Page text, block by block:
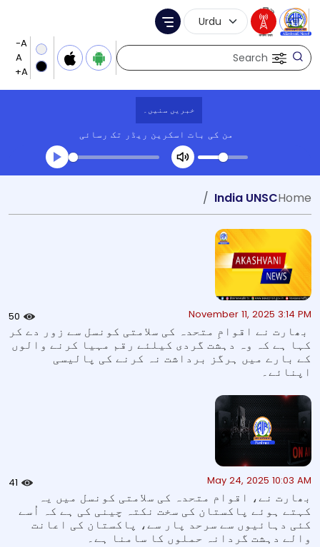
Search
Language Selection
Menu
خبریں سنیں۔
من کی بات اسکرین ریڈر تک رسائی
Transcript summary
Home
India UNSC
November 11, 2025 3:14 PM
50
بھارت نے اقوامِ متحدہ کی سلامتی کونسل سے زور دے کر
کہا ہے کہ وہ دہشت گردی کیلئے رقم مہیا کرنے والوں
کے بارے میں ہرگز برداشت نہ کرنے کی پالیسی
اپنائے۔
May 24, 2025 10:03 AM
41
بھارت نے، اقوام متحدہ کی سلامتی کونسل میں یہ
کہتے ہوئے پاکستان کی سخت نکتہ چینی کی ہے کہ اُسے
کئی دہائیوں سے سرحد پار سے، پاکستان کی اعانت
والے دہشت گردانہ حملوں کا سامنا ہے۔